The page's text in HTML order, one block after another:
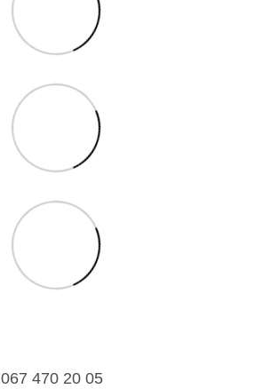
067 470 20 05